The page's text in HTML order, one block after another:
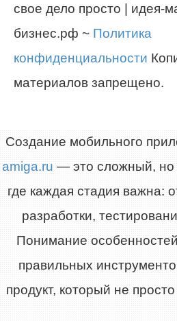
свое дело просто | идея-
бизнес.рф ~ Политика
конфиденциальности
материалов запрещено.
Создание мобильного
amiga.ru — это сложный, но
где каждая стадия важна:
разработки,
Понимание
правильных
продукт, который не